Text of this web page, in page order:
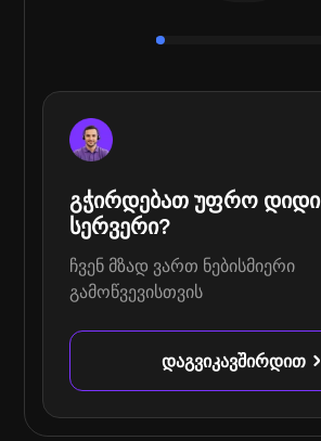
გჭირდებათ უფრო დიდი
სერვერი?
ჩვენ მზად ვართ ნებისმიერი
გამოწვევისთვის
დაგვიკავშირდით